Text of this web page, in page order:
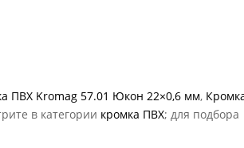
ПВХ Kromag 57.01 Юкон 22×0,6 мм,
в категории кромка ПВХ; для подбора